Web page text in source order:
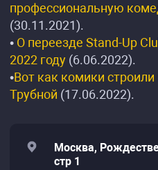
профессиональную
(30.11.2021).
• О переезде Stand-Up
2022 году (6.06.2022).
•Вот как комики
Трубной (17.06.2022).
Москва,
стр 1